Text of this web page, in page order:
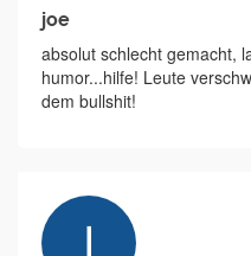
joe
absolut schlecht gemacht,
humor...hilfe! Leute
dem bullshit!